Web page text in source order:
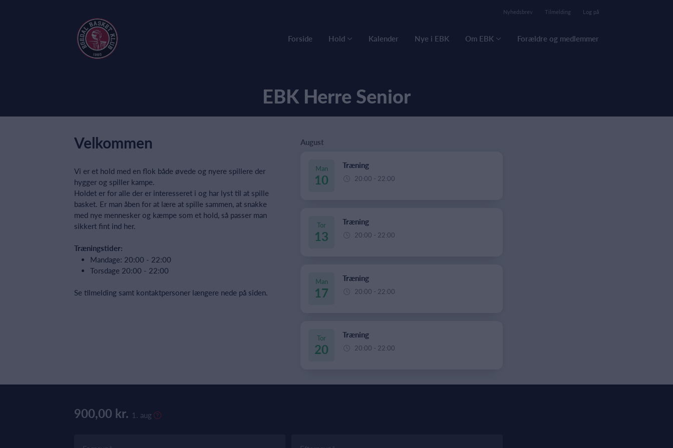
Nyhedsbrev Tilmelding Log på
Forside Hold Kalender Nye i EBK Om EBK Forældre og medlemmer
EBK Herre Senior
Velkommen
Vi er et hold med en flok både øvede og nyere spillere der
hygger og spiller kampe.
Holdet er for alle der er interesseret i og har lyst til at spille
basket. Er man åben for at lære at spille sammen, at snakke
med nye mennesker og kæmpe som et hold, så passer man
sikkert fint ind her.
Træningstider:
Mandage: 20:00 - 22:00
Torsdage 20:00 - 22:00
Se tilmelding samt kontaktpersoner længere nede på siden.
August
Man
10
Træning
20:00 - 22:00
Tor
13
Træning
20:00 - 22:00
Man
17
Træning
20:00 - 22:00
Tor
20
Træning
20:00 - 22:00
900,00 kr. 1. aug